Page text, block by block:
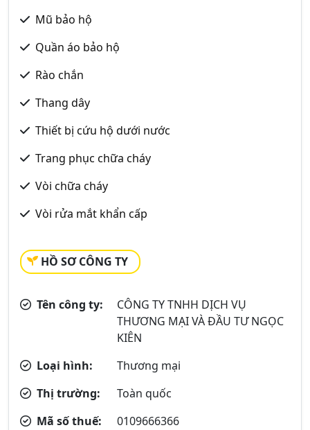
Mũ bảo hộ
Quần áo bảo hộ
Rào chắn
Thang dây
Thiết bị cứu hộ dưới nước
Trang phục chữa cháy
Vòi chữa cháy
Vòi rửa mắt khẩn cấp
HỒ SƠ CÔNG TY
Tên công ty:
CÔNG TY TNHH DỊCH VỤ
THƯƠNG MẠI VÀ ĐẦU TƯ NGỌC
KIÊN
Loại hình:
Thương mại
Thị trường:
Toàn quốc
Mã số thuế:
0109666366